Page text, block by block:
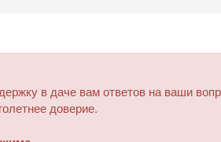
в даче вам ответов на ваши
доверие.